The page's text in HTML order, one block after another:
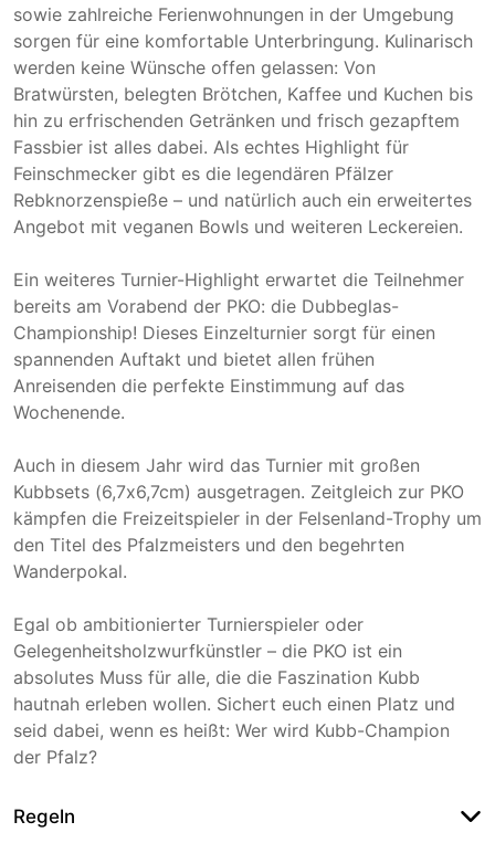
sowie zahlreiche Ferienwohnungen in der Umgebung
sorgen für eine komfortable Unterbringung. Kulinarisch
werden keine Wünsche offen gelassen: Von
Bratwürsten, belegten Brötchen, Kaffee und Kuchen bis
hin zu erfrischenden Getränken und frisch gezapftem
Fassbier ist alles dabei. Als echtes Highlight für
Feinschmecker gibt es die legendären Pfälzer
Rebknorzenspieße – und natürlich auch ein erweitertes
Angebot mit veganen Bowls und weiteren Leckereien.
Ein weiteres Turnier-Highlight erwartet die Teilnehmer
bereits am Vorabend der PKO: die Dubbeglas-
Championship! Dieses Einzelturnier sorgt für einen
spannenden Auftakt und bietet allen frühen
Anreisenden die perfekte Einstimmung auf das
Wochenende.
Auch in diesem Jahr wird das Turnier mit großen
Kubbsets (6,7x6,7cm) ausgetragen. Zeitgleich zur PKO
kämpfen die Freizeitspieler in der Felsenland-Trophy um
den Titel des Pfalzmeisters und den begehrten
Wanderpokal.
Egal ob ambitionierter Turnierspieler oder
Gelegenheitsholzwurfkünstler – die PKO ist ein
absolutes Muss für alle, die die Faszination Kubb
hautnah erleben wollen. Sichert euch einen Platz und
seid dabei, wenn es heißt: Wer wird Kubb-Champion
der Pfalz?
Regeln